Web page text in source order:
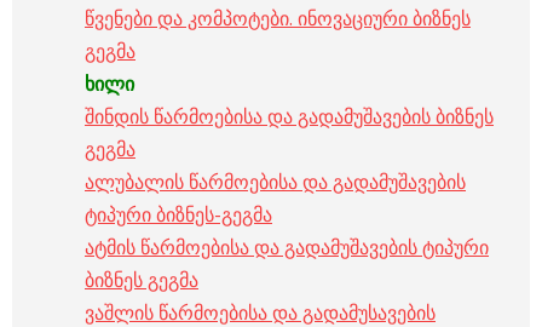
წვენები და კომპოტები. ინოვაციური ბიზნეს
გეგმა
ხილი
შინდის წარმოებისა და გადამუშავების ბიზნეს
გეგმა
ალუბალის წარმოებისა და გადამუშავების
ტიპური ბიზნეს-გეგმა
ატმის წარმოებისა და გადამუშავების ტიპური
ბიზნეს გეგმა
ვაშლის წარმოებისა და გადამუსავების